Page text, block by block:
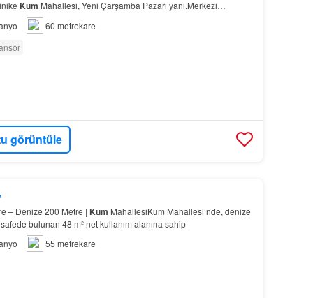
Kum Mahallesi, Yeni Çarşamba Pazarı yanı.Merkezi
60 metrekare
görüntüle
– Denize 200 Metre | Kum MahallesiKum Mahallesi’nde, denize
bulunan 48 m² net kullanım alanına sahip
55 metrekare